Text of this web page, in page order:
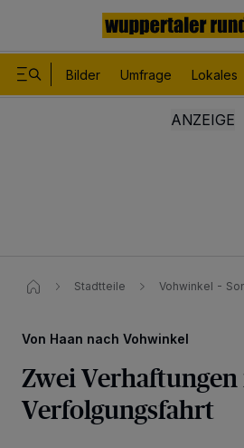
Bilder Umfrage Lokales
Stadtteile Vohwinkel -
Von Haan nach Vohwinkel
Zwei
Verfolgungsfahrt